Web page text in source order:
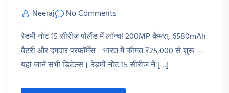
Neeraj
No Comments
रेडमी नोट 15 सीरीज पोलैंड में लॉन्च! 200MP कैमरा, 6580mAh
बैटरी और दमदार परफॉर्मेंस। भारत में कीमत ₹25,000 से शुरू —
यहां जानें सभी डिटेल्स। रेडमी नोट 15 सीरीज ने […]